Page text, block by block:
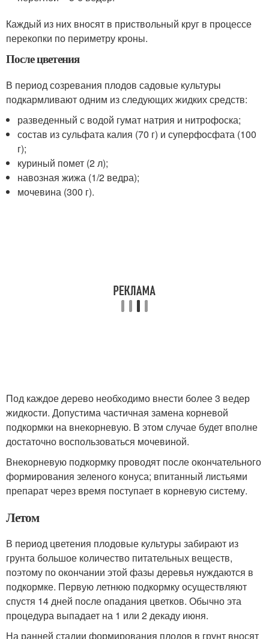
Каждый из них вносят в приствольный круг в процессе
перекопки по периметру кроны.
После цветения
В период созревания плодов садовые культуры
подкармливают одним из следующих жидких средств:
разведенный с водой гумат натрия и нитрофоска;
состав из сульфата калия (70 г) и суперфосфата (100
г);
куриный помет (2 л);
навозная жижа (1/2 ведра);
мочевина (300 г).
Под каждое дерево необходимо внести более 3 ведер
жидкости. Допустима частичная замена корневой
подкормки на внекорневую. В этом случае будет вполне
достаточно воспользоваться мочевиной.
Внекорневую подкормку проводят после окончательного
формирования зеленого конуса; впитанный листьями
препарат через время поступает в корневую систему.
Летом
В период цветения плодовые культуры забирают из
грунта большое количество питательных веществ,
поэтому по окончании этой фазы деревья нуждаются в
подкормке. Первую летнюю подкормку осуществляют
спустя 14 дней после опадания цветков. Обычно эта
процедура выпадает на 1 или 2 декаду июня.
На ранней стадии формирования плодов в грунт вносят